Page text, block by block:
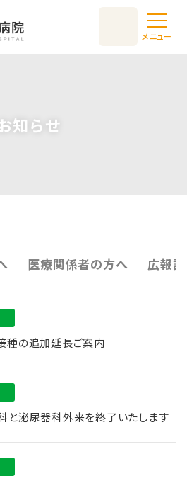
メニュー
知らせ
医療関係者の方へ 広報誌
種の追加延長ご案内
と泌尿器科外来を終了いたします